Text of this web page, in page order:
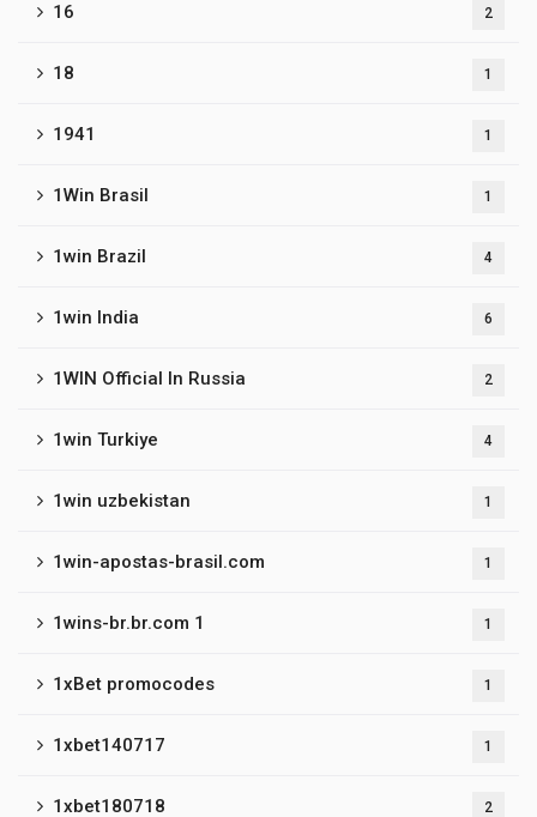
16 2
18 1
1941 1
1Win Brasil 1
1win Brazil 4
1win India 6
1WIN Official In Russia 2
1win Turkiye 4
1win uzbekistan 1
1win-apostas-brasil.com 1
1wins-br.br.com 1 1
1xBet promocodes 1
1xbet140717 1
1xbet180718 2